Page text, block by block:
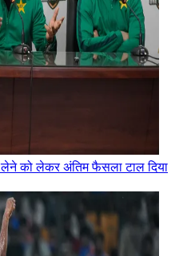
लेने को लेकर अंतिम फैसला टाल दिया